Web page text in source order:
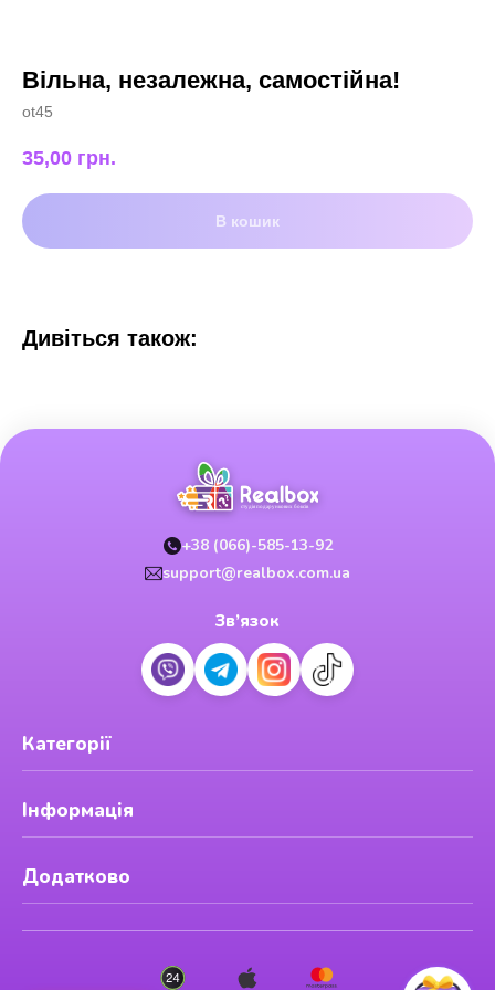
Вільна, незалежна, самостійна!
ot45
35,00 грн.
В кошик
Дивіться також:
+38 (066)-585-13-92
support@realbox.com.ua
Зв’язок
Категорії
Інформація
Додатково